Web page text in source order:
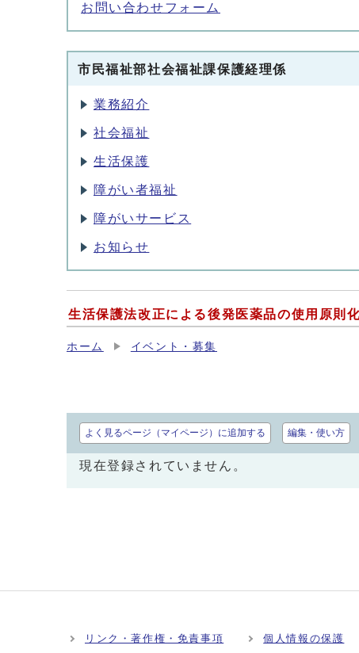
お問い合わせフォーム
市民福祉部社会福祉課保護経理係
業務紹介
社会福祉
生活保護
障がい者福祉
障がいサービス
お知らせ
生活保護法改正による後発医薬品の使用原則
ホーム イベント・募集
よく見るページ（マイページ）に追加する 編集・使い方
現在登録されていません。
リンク・著作権・免責事項 個人情報の保護